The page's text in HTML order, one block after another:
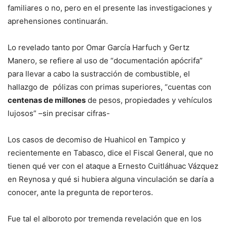
familiares o no, pero en el presente las investigaciones y
aprehensiones continuarán.
Lo revelado tanto por Omar García Harfuch y Gertz
Manero, se refiere al uso de “documentación apócrifa”
para llevar a cabo la sustracción de combustible, el
hallazgo de pólizas con primas superiores, “cuentas con
centenas de millones de pesos, propiedades y vehículos
lujosos” –sin precisar cifras-
Los casos de decomiso de Huahicol en Tampico y
recientemente en Tabasco, dice el Fiscal General, que no
tienen qué ver con el ataque a Ernesto Cuitláhuac Vázquez
en Reynosa y qué si hubiera alguna vinculación se daría a
conocer, ante la pregunta de reporteros.
Fue tal el alboroto por tremenda revelación que en los